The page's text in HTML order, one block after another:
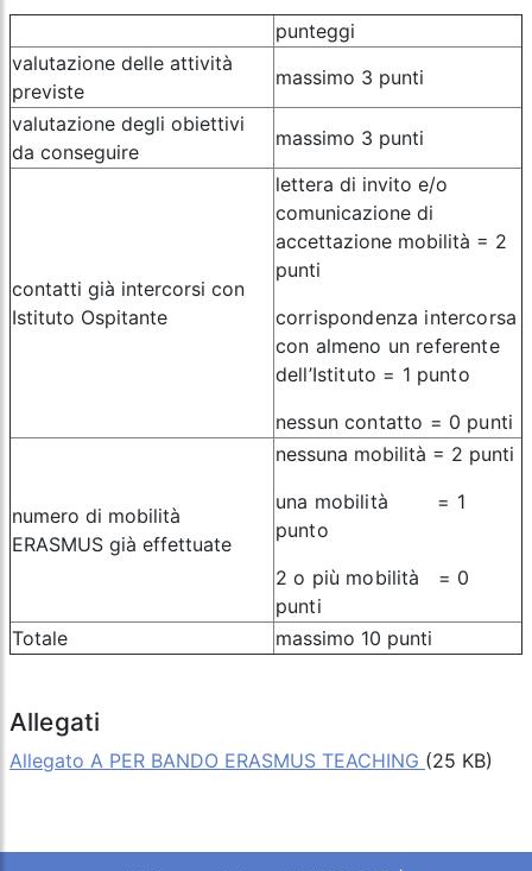
punteggi
valutazione delle attività
previste
massimo 3 punti
valutazione degli obiettivi
da conseguire
massimo 3 punti
contatti già intercorsi con
Istituto Ospitante
lettera di invito e/o
comunicazione di
accettazione mobilità = 2
punti
corrispondenza intercorsa
con almeno un referente
dell’Istituto = 1 punto
nessun contatto = 0 punti
numero di mobilità
ERASMUS già effettuate
nessuna mobilità = 2 punti
una mobilità = 1
punto
2 o più mobilità = 0
punti
Totale
massimo 10 punti
Allegati
Allegato A PER BANDO ERASMUS TEACHING (25 KB)